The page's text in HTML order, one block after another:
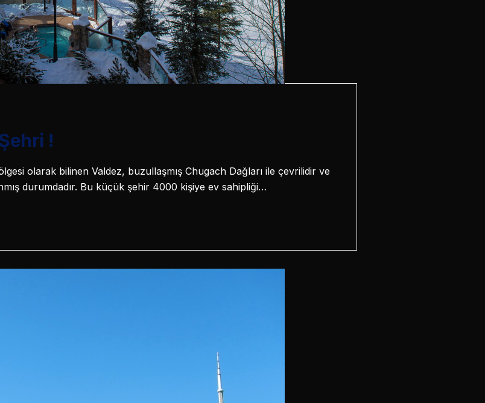
!
olarak bilinen Valdez, buzullaşmış Chugach Dağları ile çevrilidir ve
durumdadır. Bu küçük şehir 4000 kişiye ev sahipliği…